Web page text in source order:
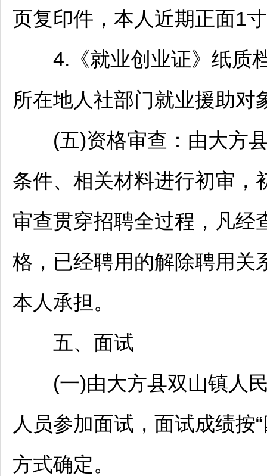
页复印件，本人近期正面1
4.《就业创业证》纸质档
所在地人社部门就业援助对
(五)资格审查：由大方
条件、相关材料进行初审，
审查贯穿招聘全过程，凡经
格，已经聘用的解除聘用关
本人承担。
五、面试
(一)由大方县双山镇人
人员参加面试，面试成绩按
方式确定。